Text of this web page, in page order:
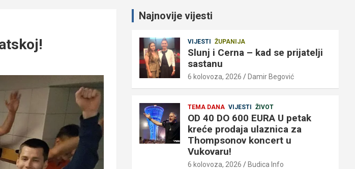
Najnovije vijesti
VIJESTI ŽUPANIJA
Slunj i Cerna – kad se prijatelji
sastanu
6 kolovoza, 2026 Damir Begović
TEMA DANA VIJESTI ŽIVOT
OD 40 DO 600 EURA U petak
kreće prodaja ulaznica za
Thompsonov koncert u
Vukovaru!
6 kolovoza, 2026 Budica Info